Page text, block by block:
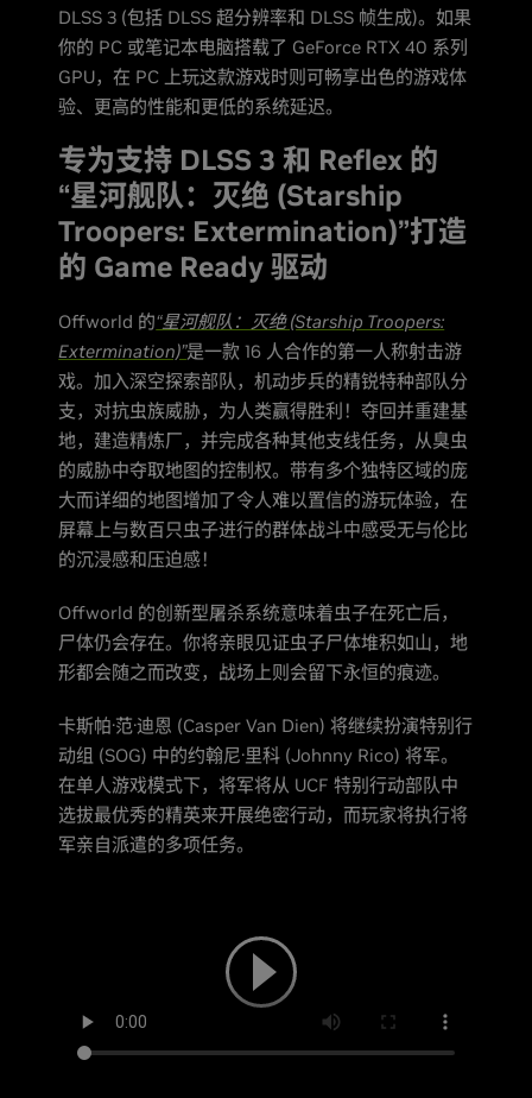
DLSS 3 (包括 DLSS 超分辨率和 DLSS 帧生成)。如果
你的 PC 或笔记本电脑搭载了 GeForce RTX 40 系列
GPU，在 PC 上玩这款游戏时则可畅享出色的游戏体
验、更高的性能和更低的系统延迟。
专为支持 DLSS 3 和 Reflex 的
“星河舰队：灭绝 (Starship
Troopers: Extermination)”打造
的 Game Ready 驱动
Offworld 的“星河舰队：灭绝 (Starship Troopers:
Extermination)”是一款 16 人合作的第一人称射击游
戏。加入深空探索部队，机动步兵的精锐特种部队分
支，对抗虫族威胁，为人类赢得胜利！夺回并重建基
地，建造精炼厂，并完成各种其他支线任务，从臭虫
的威胁中夺取地图的控制权。带有多个独特区域的庞
大而详细的地图增加了令人难以置信的游玩体验，在
屏幕上与数百只虫子进行的群体战斗中感受无与伦比
的沉浸感和压迫感！
Offworld 的创新型屠杀系统意味着虫子在死亡后，
尸体仍会存在。你将亲眼见证虫子尸体堆积如山，地
形都会随之而改变，战场上则会留下永恒的痕迹。
卡斯帕·范·迪恩 (Casper Van Dien) 将继续扮演特别行
动组 (SOG) 中的约翰尼·里科 (Johnny Rico) 将军。
在单人游戏模式下，将军将从 UCF 特别行动部队中
选拔最优秀的精英来开展绝密行动，而玩家将执行将
军亲自派遣的多项任务。